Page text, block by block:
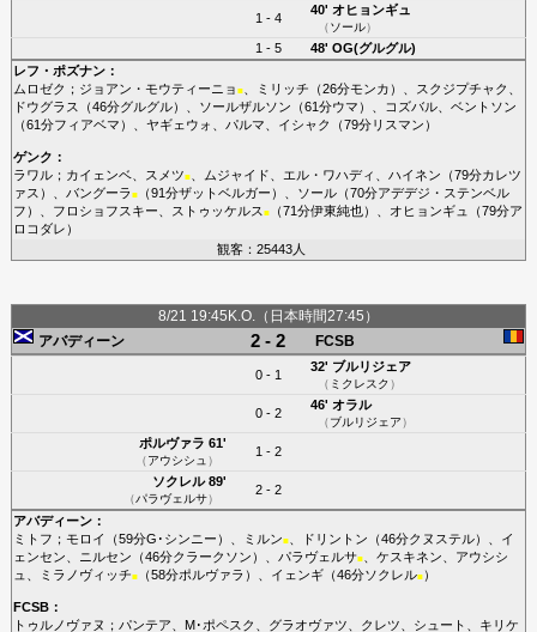
1 - 4
40' オヒョンギュ
（ソール）
1 - 5 48' OG(グルグル)
レフ・ポズナン：
ムロゼク ； ジョアン・モウティーニョ ■、 ミリッチ （26分モンカ ）、 スクジプチャク
ドウグラス
（46分グルグル）、 ソールザルソン （61分ウマ ）、 コズバル、 ベントソン
（61分フィアベマ ）、 ヤギェウォ パルマ イシャク （79分リスマン ）
ゲンク ：
ラワル； カイェンベ、 スメツ■、 ムジャイド エル・ワハディ ハイネン （79分カレツ
ァス ）、 バングーラ ■（91分ザットベルガー ）、 ソール（70分アデデジ・ステンベル
フ ）、 フロショフスキー ストゥッケルス ■（71分伊東純也）、 オヒョンギュ （79分ア
ロコダレ ）
観客：25443人
8/21 19:45K.O.（日本時間27:45）
アバディーン
2 - 2 FCSB
0 - 1
32' ブルリジェア
（ ミクレスク ）
0 - 2
46' オラル
（ブルリジェア）
ポルヴァラ 61'
（アウシシュ ）
1 - 2
ソクレル89'
（パラヴェルサ）
2 - 2
アバディーン：
ミトフ ； モロイ （59分G･シンニー ）、 ミルン■、 ドリントン （46分クヌステル）、 イ
ェンセン
ニルセン （46分クラークソン ）、 パラヴェルサ■、 ケスキネン
アウシシ
ュ
ミラノヴィッチ■（58分ポルヴァラ ）、 イェンギ（46分ソクレル■）
FCSB：
トゥルノヴァヌ ； パンテア M･ポペスク グラオヴァツ クレツ シュート
キリケ